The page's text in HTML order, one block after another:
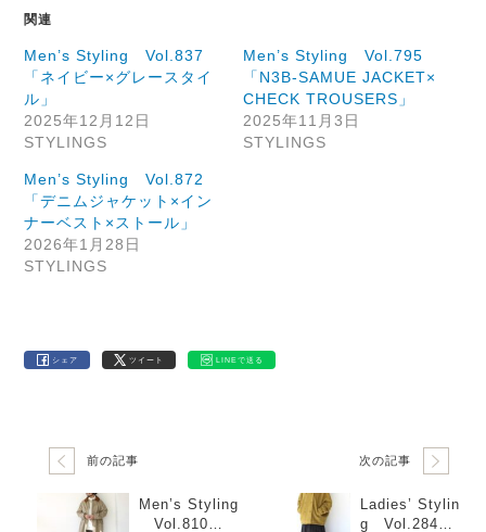
関連
Men’s Styling Vol.837
「ネイビー×グレースタイ
ル」
2025年12月12日
STYLINGS
Men’s Styling Vol.795
「N3B-SAMUE JACKET×
CHECK TROUSERS」
2025年11月3日
STYLINGS
Men’s Styling Vol.872
「デニムジャケット×イン
ナーベスト×ストール」
2026年1月28日
STYLINGS
シェア ツイート LINEで送る
前の記事
Men’s Styling
Vol.810
次の記事
Ladies’ Stylin
g Vol.284